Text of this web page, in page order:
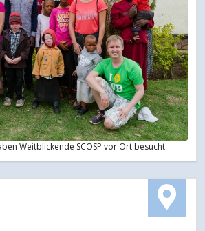
Weitblickende SCOSP vor Ort besucht.